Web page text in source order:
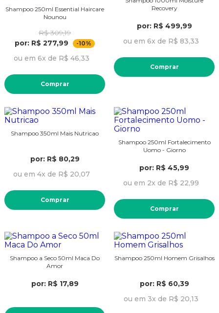
Shampoo 250ml Essential Haircare
Nounou
R$ 309,19
por: R$ 277,99
-10%
ou em 6x de R$ 46,33
Comprar
Recovery
por: R$ 499,99
ou em 6x de R$ 83,33
Comprar
Shampoo 350ml Mais Nutricao
por: R$ 80,29
ou em 4x de R$ 20,07
Comprar
Shampoo 250ml Fortalecimento
Uomo - Giorno
por: R$ 45,99
ou em 2x de R$ 22,99
Comprar
Shampoo a Seco 50ml Maca Do
Amor
por: R$ 17,89
Shampoo 250ml Homem Grisalhos
por: R$ 60,39
ou em 3x de R$ 20,13